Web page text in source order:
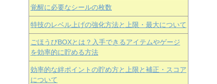
覚醒に必要なシールの枚数
特技のレベル上げの強化方法と上限・最大について
ごほうびBOXとは？入手できるアイテムやゲージ
を効率的に貯める方法
効率的な絆ポイントの貯め方と上限と補正・スコア
について